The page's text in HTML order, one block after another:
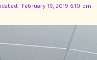
February 19, 2019 6:10 pm